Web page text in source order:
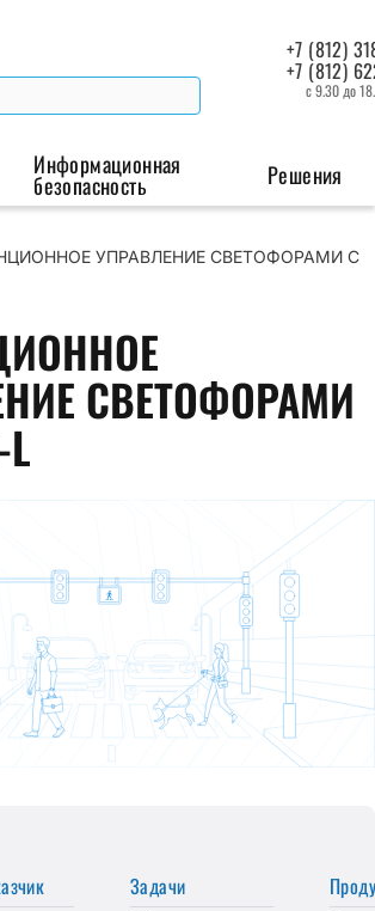
+7 (812)
+7 (812)
с 9.30 до
Промышленная автоматизация
интерфейсов
Информационная
безопасность Решения
УПРАВЛЕНИЕ СВЕТОФОРАМИ С
СВЕТОФОРАМИ
Задачи